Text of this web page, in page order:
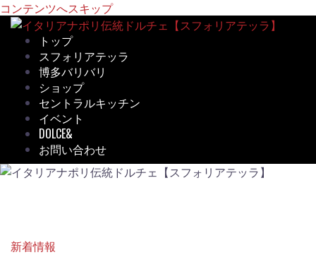
コンテンツへスキップ
トップ
スフォリアテッラ
博多バリバリ
ショップ
セントラルキッチン
イベント
DOLCE&
お問い合わせ
新着情報